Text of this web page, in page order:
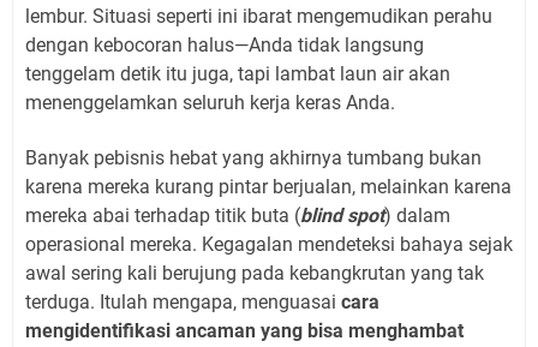
lembur. Situasi seperti ini ibarat mengemudikan perahu
dengan kebocoran halus—Anda tidak langsung
tenggelam detik itu juga, tapi lambat laun air akan
menenggelamkan seluruh kerja keras Anda.
Banyak pebisnis hebat yang akhirnya tumbang bukan
karena mereka kurang pintar berjualan, melainkan karena
mereka abai terhadap titik buta (blind spot) dalam
operasional mereka. Kegagalan mendeteksi bahaya sejak
awal sering kali berujung pada kebangkrutan yang tak
terduga. Itulah mengapa, menguasai cara
mengidentifikasi ancaman yang bisa menghambat